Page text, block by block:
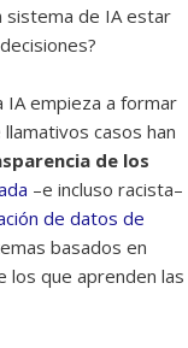
sistema de IA estar
IA empieza a formar
casos han
de los
–e incluso racista–
de datos de
basados en
los que aprenden las